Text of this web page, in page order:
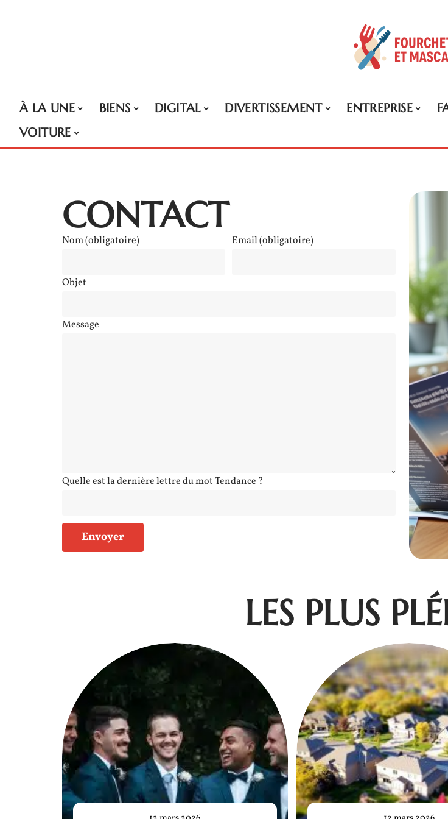
À LA UNE BIENS DIGITAL DIVERTISSEMENT ENTREPRISE
VOITURE
CONTACT
Nom (obligatoire) Email (obligatoire)
Objet
Message
Quelle est la dernière lettre du mot Tendance ?
LES PLUS